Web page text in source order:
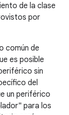
de la clase
por
común de
es posible
sin
del
un periférico
para los